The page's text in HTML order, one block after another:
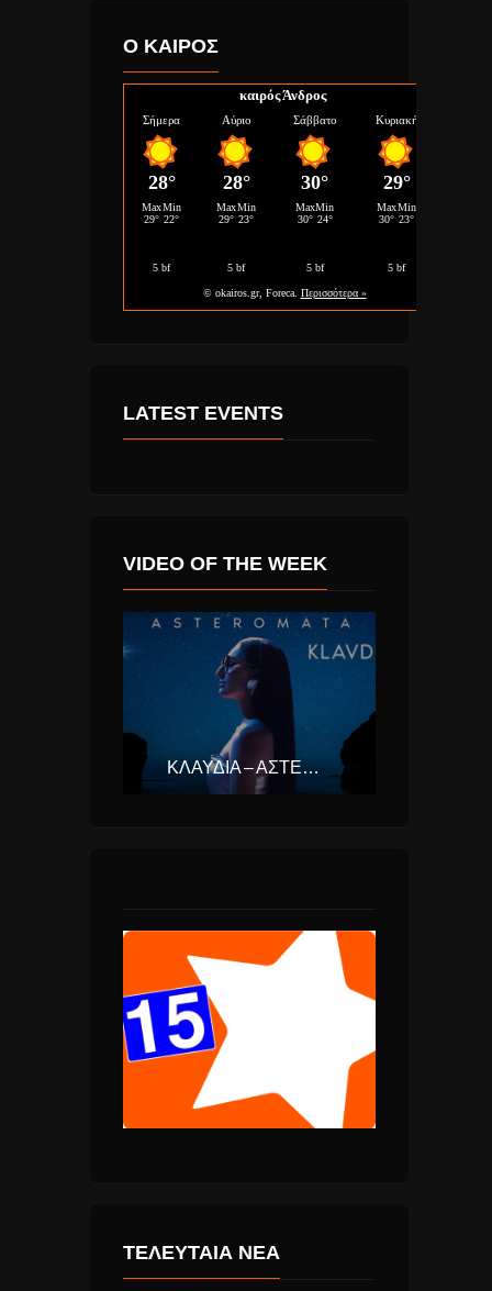
Ο ΚΑΙΡΟΣ
καιρός Άνδρος
LATEST EVENTS
VIDEO OF THE WEEK
ΚΛΑΥΔΊΑ – ΑΣΤΕΡΟΜΆΤΑ (EUROVISION ΕΛΛΆΔΑ 2025)
ΤΕΛΕΥΤΑΙΑ ΝΕΑ